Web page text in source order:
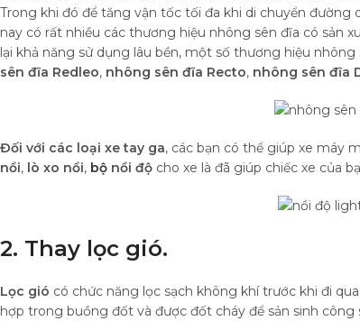
Trong khi đó để tăng vận tốc tối đa khi di chuyển
nay có rất nhiều các thương hiệu nhông sên đĩa có sản
lại khả năng sử dụng lâu bền, một số thương hiệu
sên đĩa Redleo, nhông sên đĩa Recto, nhông sên đĩa
Đối với các loại xe tay ga, các bạn có thể giúp xe máy
nồi, lò xo nồi, bộ nồi độ cho xe là đã giúp chiếc xe của
2. Thay lọc gió.
Lọc gió có chức năng lọc sạch không khí trước khi đi
hợp trong buồng đốt và được đốt cháy để sản sinh